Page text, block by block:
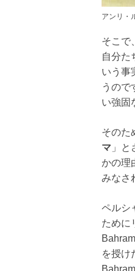
アンリ・
そこで
自分た
いう事
うので
い強固
そのた
マ 」
かの理
みなさ
ペルシ
ために
を授け